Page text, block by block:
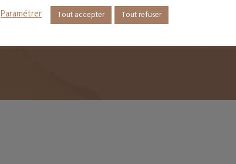
Reservierungen
Paramétrer
Tout accepter Tout refuser